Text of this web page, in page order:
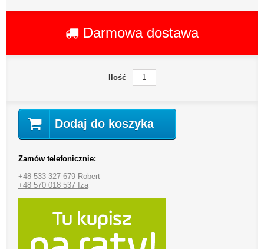
Darmowa dostawa
Ilość
Dodaj do koszyka
Zamów telefonicznie:
+48 533 327 679 Robert
+48 570 018 537 Iza